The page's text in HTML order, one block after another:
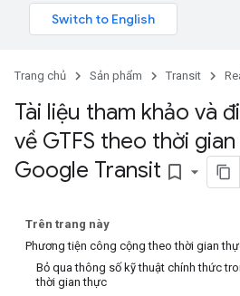
Trang chủ Sản phẩm Transit
Tài liệu tham khảo và
về GTFS theo thời
Google Transit bookmark_border
Trên trang này
Phương tiện công cộng theo thời gian
Bỏ qua thông số kỹ thuật chính thức
thời gian thực